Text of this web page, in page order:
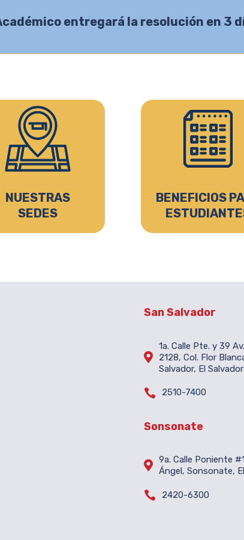
entregará la resolución en 3
NUESTRAS
SEDES
BENEFICIOS
San Salvador

1a. Calle Pte. y 39
2128, Col. Flor
Salvador, El Salvador
 2510-7400
Sonsonate
 9a. Calle Poniente
Ángel, Sonsonate,
 2420-6300